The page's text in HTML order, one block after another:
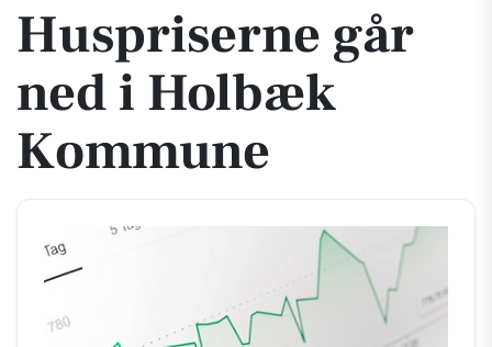
Huspriserne går
ned i Holbæk
Kommune